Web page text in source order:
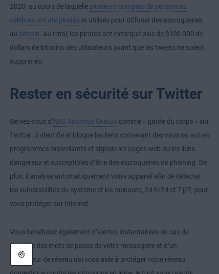
2020, au cours de laquelle plusieurs comptes de personnes
célèbres ont été piratés et utilisés pour diffuser des escroqueries
au bitcoin . Au total, les pirates ont extorqué plus de $100 000 de
dollars de bitcoins des utilisateurs avant que les tweets ne soient
supprimés.
Rester en sécurité sur Twitter
Servez-vous d’AVG Antivirus Gratuit comme « garde du corps » sur
Twitter : il identifie et bloque les liens contenant des virus ou autres
programmes malveillants et signale les pages web ou les liens
dangereux et susceptibles d’être des escroqueries de phishing. De
plus, il analyse automatiquement votre appareil afin de détecter
les vulnérabilités du système et les menaces, 24 h/24 et 7 j/7, pour
vous protéger sur Internet.
Vous bénéficiez également d’alertes instantanées en cas de
piratage des mots de passe de votre messagerie et d’un
inspecteur de réseau qui vous aide à protéger votre réseau